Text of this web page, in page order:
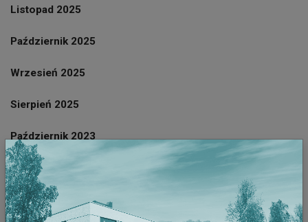
Listopad 2025
Październik 2025
Wrzesień 2025
Sierpień 2025
Październik 2023
Wrzesień 2023
Sierpień 2023